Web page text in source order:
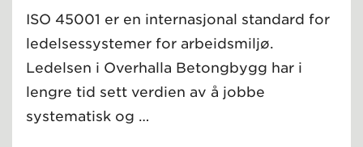
ISO 45001 er en internasjonal standard for
ledelsessystemer for arbeidsmiljø.
Ledelsen i Overhalla Betongbygg har i
lengre tid sett verdien av å jobbe
systematisk og …